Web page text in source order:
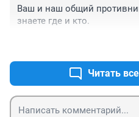
Ваш и наш общий
знаете где и кто.
Читать